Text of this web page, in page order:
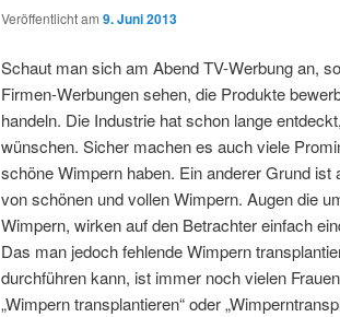
Veröffentlicht am 9. Juni 2013
Schaut man sich am Abend TV-Werbung an,
Firmen-Werbungen sehen, die Produkte
handeln. Die Industrie hat schon lange
wünschen. Sicher machen es auch viele
schöne Wimpern haben. Ein anderer Grund
von schönen und vollen Wimpern. Augen die
Wimpern, wirken auf den Betrachter einfach
Das man jedoch fehlende Wimpern
durchführen kann, ist immer noch vielen
„Wimpern transplantieren“ oder